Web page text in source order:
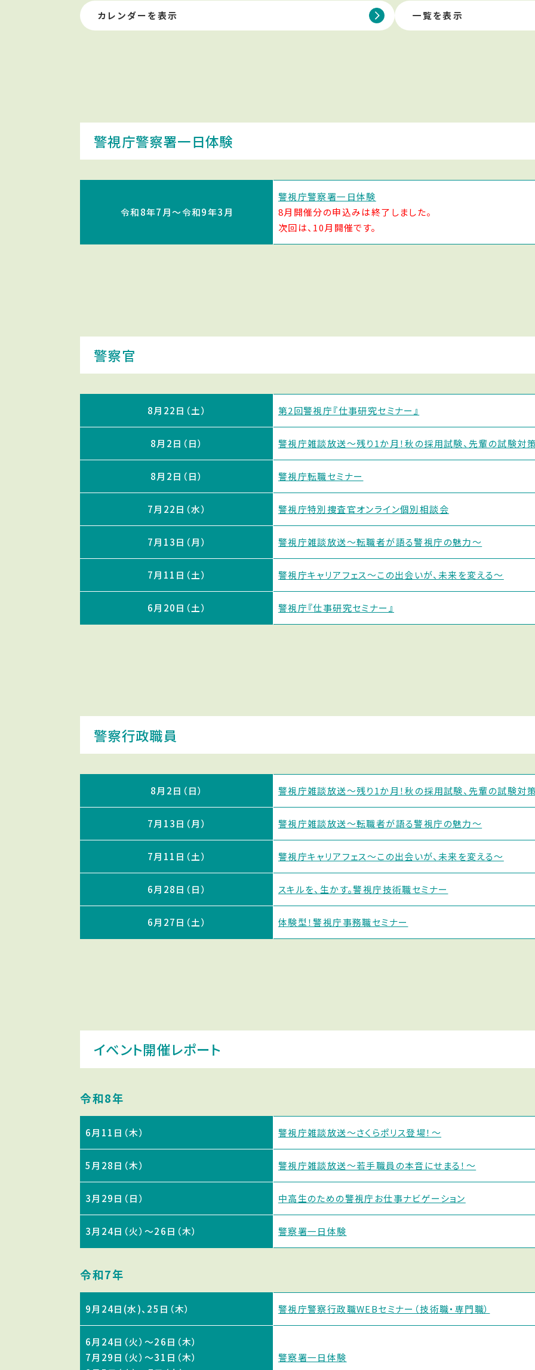
カレンダーを表示 一覧を表示
警視庁警察署一日体験
令和8年7月〜令和9年3月
警視庁警察署一日体験
8月開催分の申込みは終了しました。
次回は、10月開催です。
警察官
8月22日（土） 第2回警視庁『仕事研究セミナー』
8月2日（日） 警視庁雑談放送〜残り1か月！秋の採用試験、先輩の試験対
8月2日（日） 警視庁転職セミナー
7月22日（水） 警視庁特別捜査官オンライン個別相談会
7月13日（月） 警視庁雑談放送〜転職者が語る警視庁の魅力〜
7月11日（土） 警視庁キャリアフェス〜この出会いが、未来を変える〜
6月20日（土） 警視庁『仕事研究セミナー』
警察行政職員
8月2日（日） 警視庁雑談放送〜残り1か月！秋の採用試験、先輩の試験対
7月13日（月） 警視庁雑談放送〜転職者が語る警視庁の魅力〜
7月11日（土） 警視庁キャリアフェス〜この出会いが、未来を変える〜
6月28日（日） スキルを、生かす。警視庁技術職セミナー
6月27日（土） 体験型！警視庁事務職セミナー
イベント開催レポート
令和8年
6月11日（木） 警視庁雑談放送〜さくらポリス登場！〜
5月28日（木） 警視庁雑談放送〜若手職員の本音にせまる！〜
3月29日（日） 中高生のための警視庁お仕事ナビゲーション
3月24日（火）～26日（木） 警察署一日体験
令和7年
9月24日(水)、25日（木） 警視庁警察行政職WEBセミナー（技術職・専門職）
6月24日（火）～26日（木）
7月29日（火）～31日（木）
警察署一日体験